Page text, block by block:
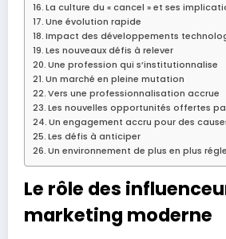
La culture du « cancel » et ses
Une évolution rapide
Impact des développements
Les nouveaux défis à relever
Une profession qui s’institutionnalise
Un marché en pleine mutation
Vers une professionnalisation accrue
Les nouvelles opportunités offertes
Un engagement accru pour des
Les défis à anticiper
Un environnement de plus en plus
Le rôle des
marketing moderne